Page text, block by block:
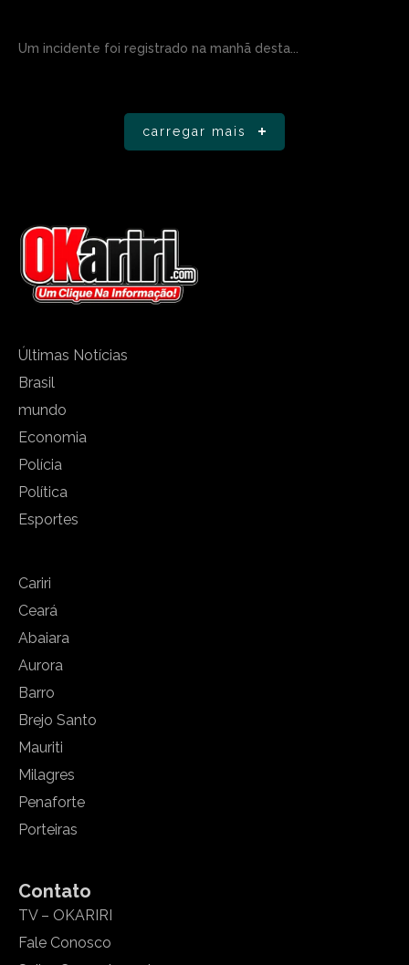
Um incidente foi registrado na manhã desta...
carregar mais
Últimas Notícias
Brasil
mundo
Economia
Polícia
Política
Esportes
Cariri
Ceará
Abaiara
Aurora
Barro
Brejo Santo
Mauriti
Milagres
Penaforte
Porteiras
Contato
TV – OKARIRI
Fale Conosco